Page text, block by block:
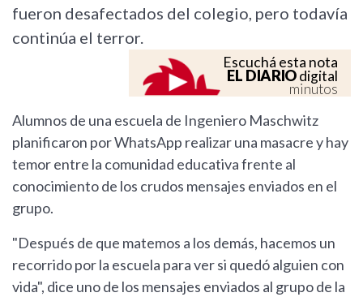
fueron desafectados del colegio, pero todavía
continúa el terror.
Escuchá esta nota
EL DIARIOdigital
minutos
Alumnos de una escuela de Ingeniero Maschwitz
planificaron por WhatsApp realizar una masacre y hay
temor entre la comunidad educativa frente al
conocimiento de los crudos mensajes enviados en el
grupo.
"Después de que matemos a los demás, hacemos un
recorrido por la escuela para ver si quedó alguien con
vida", dice uno de los mensajes enviados al grupo de la